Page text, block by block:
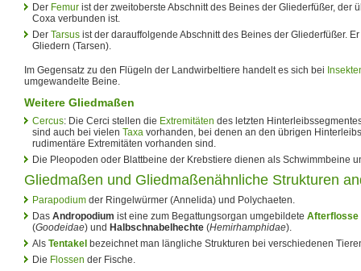
Der Femur ist der zweitoberste Abschnitt des Beines der Gliederfüßer, der
Coxa verbunden ist.
Der Tarsus ist der darauffolgende Abschnitt des Beines der Gliederfüßer.
Gliedern (Tarsen).
Im Gegensatz zu den Flügeln der Landwirbeltiere handelt es sich bei
umgewandelte Beine.
Weitere Gliedmaßen
Cercus: Die Cerci stellen die Extremitäten des letzten
sind auch bei vielen Taxa vorhanden, bei denen an den übrigen
rudimentäre Extremitäten vorhanden sind.
Die Pleopoden oder Blattbeine der Krebstiere dienen als Schwimmbeine
Gliedmaßen und Gliedmaßenähnliche Strukturen
Parapodium der Ringelwürmer (Annelida) und Polychaeten.
Das Andropodium ist eine zum Begattungsorgan umgebildete Afterflosse
(Goodeidae) und Halbschnabelhechte (Hemirhamphidae).
Als Tentakel bezeichnet man längliche Strukturen bei verschiedenen
Die Flossen der Fische.